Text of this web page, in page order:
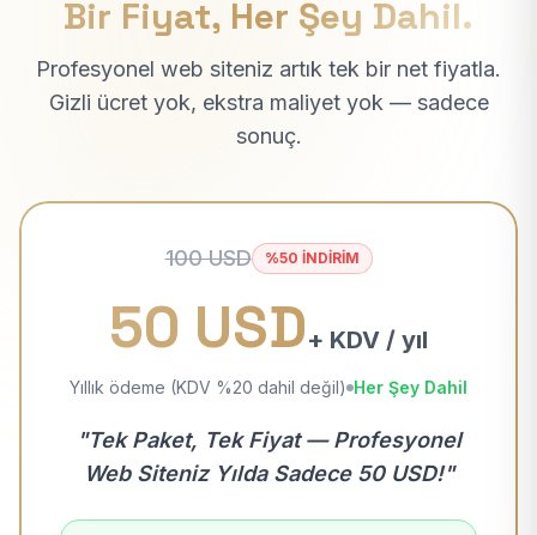
Bir Fiyat, Her Şey Dahil.
Profesyonel web siteniz artık tek bir net fiyatla.
Gizli ücret yok, ekstra maliyet yok — sadece
sonuç.
100 USD %50 İNDİRİM
50 USD+ KDV / yıl
Yıllık ödeme (KDV %20 dahil değil) Her Şey Dahil
"Tek Paket, Tek Fiyat — Profesyonel
Web Siteniz Yılda Sadece 50 USD!"